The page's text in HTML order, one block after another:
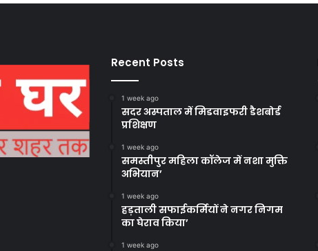
Recent Posts
1 week ago
सदर अस्पताल में मिडवाइफरी डैशबोर्ड
प्रशिक्षण
1 week ago
समस्तीपुर महिला कॉलेज में नशा मुक्ति
अभियान’
1 week ago
हड़ताली सफाईकर्मियों ने नगर निगम
का घेराव किया’
1 week ago